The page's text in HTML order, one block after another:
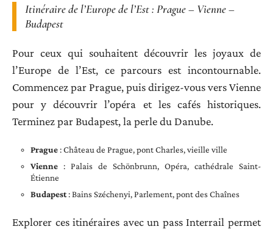
Itinéraire de l’Europe de l’Est : Prague – Vienne –
Budapest
Pour ceux qui souhaitent découvrir les joyaux de
l’Europe de l’Est, ce parcours est incontournable.
Commencez par Prague, puis dirigez-vous vers Vienne
pour y découvrir l’opéra et les cafés historiques.
Terminez par Budapest, la perle du Danube.
Prague: Château de Prague, pont Charles, vieille ville
Vienne : Palais de Schönbrunn, Opéra, cathédrale Saint-
Étienne
Budapest: Bains Széchenyi, Parlement, pont des Chaînes
Explorer ces itinéraires avec un pass Interrail permet